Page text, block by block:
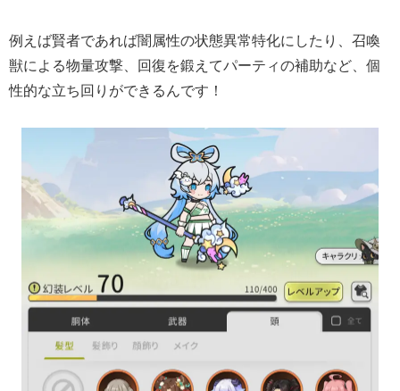
例えば賢者であれば闇属性の状態異常特化にしたり、召喚
獣による物量攻撃、回復を鍛えてパーティの補助など、個
性的な立ち回りができるんです！